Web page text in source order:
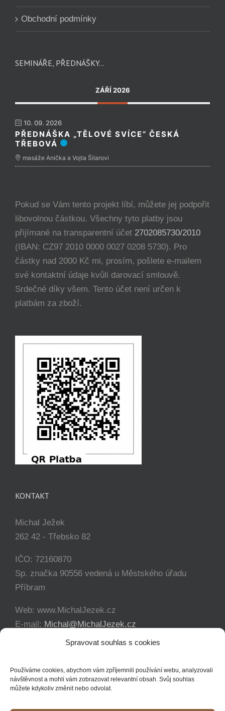
Spravovat souhlas s cookies
Používáme cookies, abychom vám zpříjemnili používání webu, analyzovali
návštěvnost a mohli vám zobrazovat relevantní obsah. Svůj souhlas
můžete kdykoliv změnit nebo odvolat.
Obchodní podmínky
SEMINÁŘE, PŘEDNÁŠKY…
ZÁŘÍ 2026
10. 09. 2026
PŘEDNÁŠKA „TĚLOVÉ SVÍCE“ ČESKÁ
TŘEBOVÁ
masáže Anička a Vojta Šilarovi
Pokud se Vám tento projekt líbí, můžete jej podpořit
libovolnou částkou. Všechny tyto platby jsou
přijímané na transparentní účet 2702085730/2010
(IBAN: CZ97 2010 0000 0027 0208 5730). Pro
částky nad 2000 Kč mi, prosím, pošlete e-mailem
své kontaktní údaje kvůli darovací smlouvě.
Srdečné díky všem. Tento účet není určen k
platbám za zboží.
KONTAKT
Michal Ježek
262 42 - Třebsko 82
IČO: 72160870
Sp. značka 90556 vedená u Městského úřadu
Příbram
Web: www.MichalJezek.cz
E-mail: Michal@MichalJezek.cz
+420 777 346 649